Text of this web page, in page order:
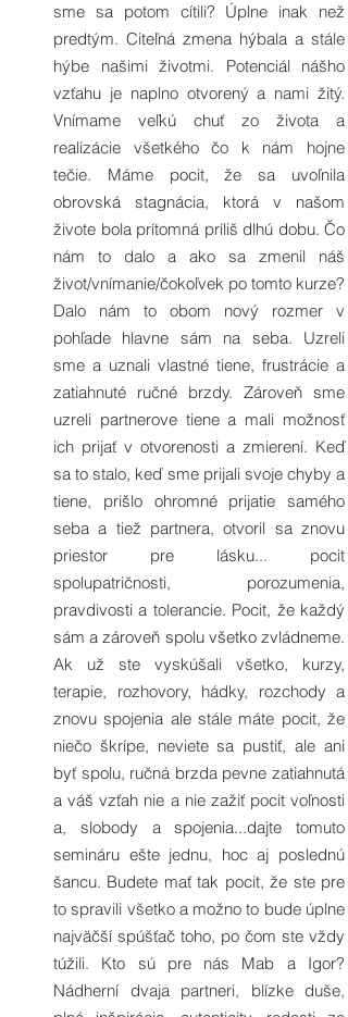
sme sa potom cítili? Úplne inak než
predtým. Citeľná zmena hýbala a stále
hýbe našimi životmi. Potenciál nášho
vzťahu je naplno otvorený a nami žitý.
Vnímame veľkú chuť zo života a
realizácie všetkého čo k nám hojne
tečie. Máme pocit, že sa uvoľnila
obrovská stagnácia, ktorá v našom
živote bola prítomná príliš dlhú dobu. Čo
nám to dalo a ako sa zmenil náš
život/vnímanie/čokoľvek po tomto kurze?
Dalo nám to obom nový rozmer v
pohľade hlavne sám na seba. Uzreli
sme a uznali vlastné tiene, frustrácie a
zatiahnuté ručné brzdy. Zároveň sme
uzreli partnerove tiene a mali možnosť
ich prijať v otvorenosti a zmierení. Keď
sa to stalo, keď sme prijali svoje chyby a
tiene, prišlo ohromné prijatie samého
seba a tiež partnera, otvoril sa znovu
priestor pre lásku... pocit
spolupatričnosti, porozumenia,
pravdivosti a tolerancie. Pocit, že každý
sám a zároveň spolu všetko zvládneme.
Ak už ste vyskúšali všetko, kurzy,
terapie, rozhovory, hádky, rozchody a
znovu spojenia ale stále máte pocit, že
niečo škrípe, neviete sa pustiť, ale ani
byť spolu, ručná brzda pevne zatiahnutá
a váš vzťah nie a nie zažiť pocit voľnosti
a, slobody a spojenia...dajte tomuto
semináru ešte jednu, hoc aj poslednú
šancu. Budete mať tak pocit, že ste pre
to spravili všetko a možno to bude úplne
najväčší spúšťač toho, po čom ste vždy
túžili. Kto sú pre nás Mab a Igor?
Nádherní dvaja partneri, blízke duše,